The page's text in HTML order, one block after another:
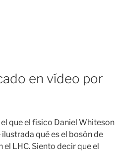
en vídeo por
que el físico Daniel Whiteson
qué es el bosónde
el LHC. Siento decir que el